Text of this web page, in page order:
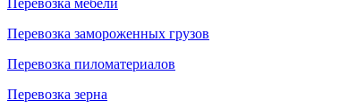
Перевозка замороженных грузов
Перевозка пиломатериалов
Перевозка зерна